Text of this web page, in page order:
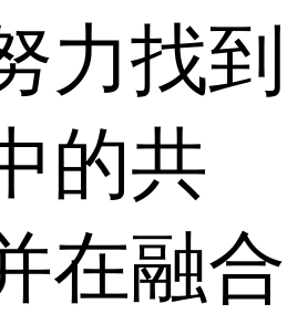
力找到
的共
在融合